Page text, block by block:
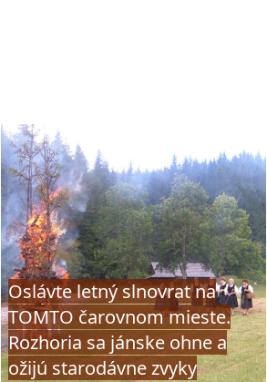
Oslávte letný slnovrat na
TOMTO čarovnom mieste.
Rozhoria sa jánske ohne a
ožijú starodávne zvyky